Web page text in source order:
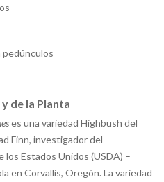
pedúnculos
de la Planta
es una variedad Highbush del
Finn, investigador del
Estados Unidos (USDA) –
en Corvallis, Oregón. La variedad